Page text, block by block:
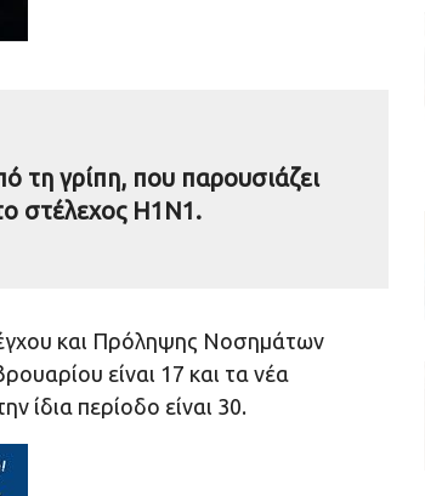
τη γρίπη, που παρουσιάζει
στέλεχος Η1Ν1.
και Πρόληψης Νοσημάτων
είναι 17 και τα νέα
περίοδο είναι 30.